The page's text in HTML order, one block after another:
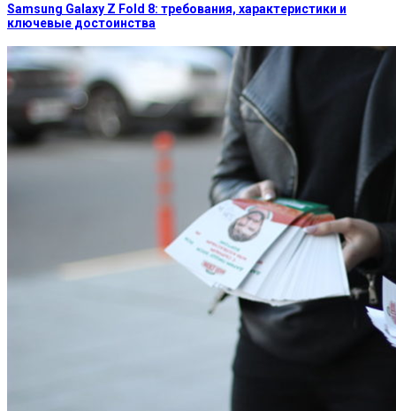
Samsung Galaxy Z Fold 8: требования, характеристики и
ключевые достоинства